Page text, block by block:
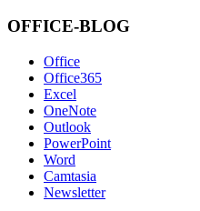
OFFICE-BLOG
Office
Office365
Excel
OneNote
Outlook
PowerPoint
Word
Camtasia
Newsletter